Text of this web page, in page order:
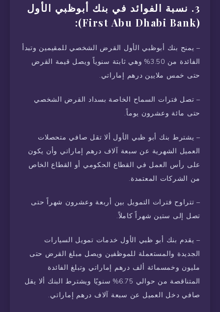
3. نسبة الفوائد في بنك أبوظبي الأول
(First Abu Dhabi Bank):
– يمنح بنك أبوظبي الأول القرض الشخصي للمقيمين وتبدأ
الفائدة من 3.50% وهي ثابتة سنوياً ويصل قيمة القرض
حتى خمس ملايين درهم إماراتي.
– تصل فترات السماح الخاصة بسداد القرض الشخصي
حتى مائة وعشرون يوماً.
– يشترط بنك أبو ظبي الأول ألا تقل صافي متحصلات
العميل الشهرية عن سبعة آلاف درهم إماراتي وأن يكون
على رأس العمل في القطاع الحكومي أو القطاع الخاص
من الشركات المعتمدة.
– تتراوح فترات التمويل بين أربعة وعشرون شهراً حتى
تصل إلى ستين شهراً كاملاً.
– يقدم بنك أبو ظبي الأول خدمات تمويل السيارات
الجديدة والمستعملة للموظفين ويصل مبلغ القرض حتى
مليون وخمسمائة ألف درهم إماراتي وتبلغ الفائدة
المتناقصة من حوالي 6.75% سنويًا ويشترط البنك ألا يقل
صافي دخل العميل عن سبعة آلاف درهم إماراتي.